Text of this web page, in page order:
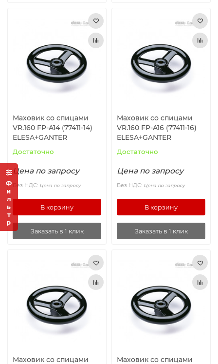
Фильтр
Маховик со спицами
VR.160 FP-A14 (77411-14)
ELESA+GANTER
Достаточно
Цена по запросу
Без НДС: Цена по запросу
В корзину
Заказать в 1 клик
Маховик со спицами
VR.160 FP-A16 (77411-16)
ELESA+GANTER
Достаточно
Цена по запросу
Без НДС: Цена по запросу
В корзину
Заказать в 1 клик
Маховик со спицами
Маховик со спицами